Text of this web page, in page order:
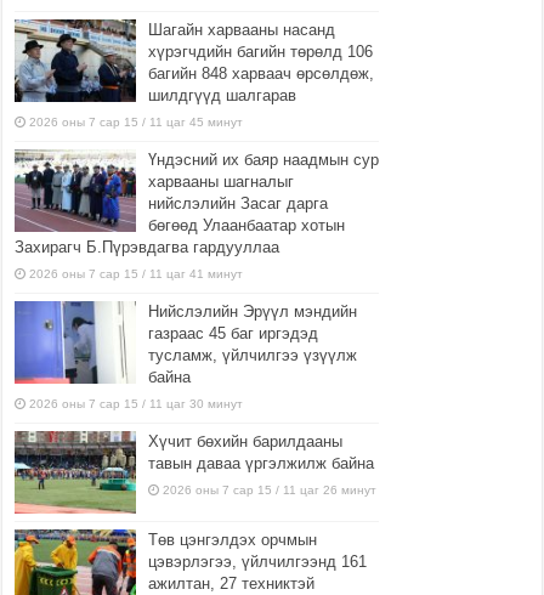
Шагайн харвааны насанд
хүрэгчдийн багийн төрөлд 106
багийн 848 харваач өрсөлдөж,
шилдгүүд шалгарав
2026 оны 7 сар 15 / 11 цаг 45 минут
Үндэсний их баяр наадмын сур
харвааны шагналыг
нийслэлийн Засаг дарга
бөгөөд Улаанбаатар хотын
Захирагч Б.Пүрэвдагва гардууллаа
2026 оны 7 сар 15 / 11 цаг 41 минут
Нийслэлийн Эрүүл мэндийн
газраас 45 баг иргэдэд
тусламж, үйлчилгээ үзүүлж
байна
2026 оны 7 сар 15 / 11 цаг 30 минут
Хүчит бөхийн барилдааны
тавын даваа үргэлжилж байна
2026 оны 7 сар 15 / 11 цаг 26 минут
Төв цэнгэлдэх орчмын
цэвэрлэгээ, үйлчилгээнд 161
ажилтан, 27 техниктэй